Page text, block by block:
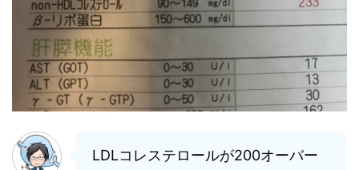
LDLコレステロールが200オーバー